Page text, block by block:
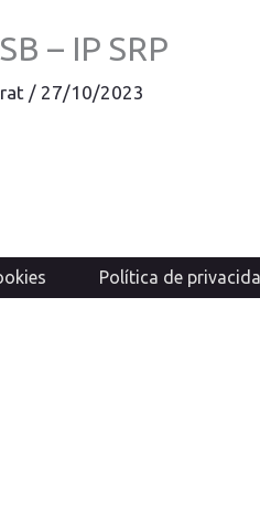
– IP SRP
/ 27/10/2023
Política de